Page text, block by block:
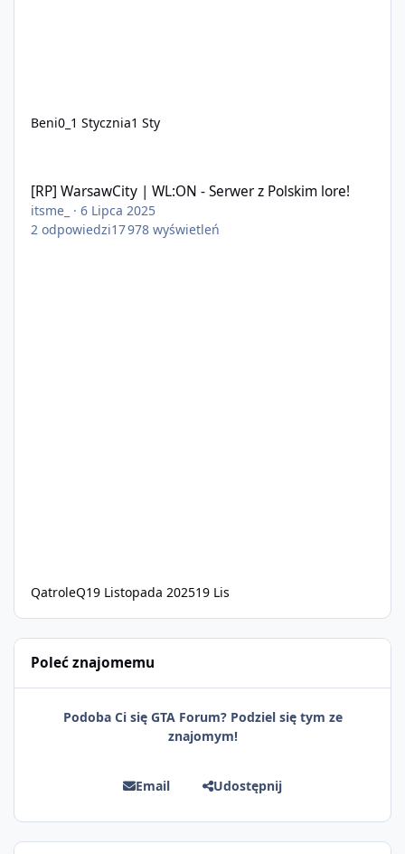
Beni0_ 1 Stycznia1 Sty
[RP] WarsawCity | WL:ON - Serwer z Polskim lore!
itsme_ ·6 Lipca 2025
2 odpowiedzi17 978 wyświetleń
QatroleQ19 Listopada 202519 Lis
Poleć znajomemu
Podoba Ci się GTA Forum? Podziel się tym ze
znajomym!
Email Udostępnij